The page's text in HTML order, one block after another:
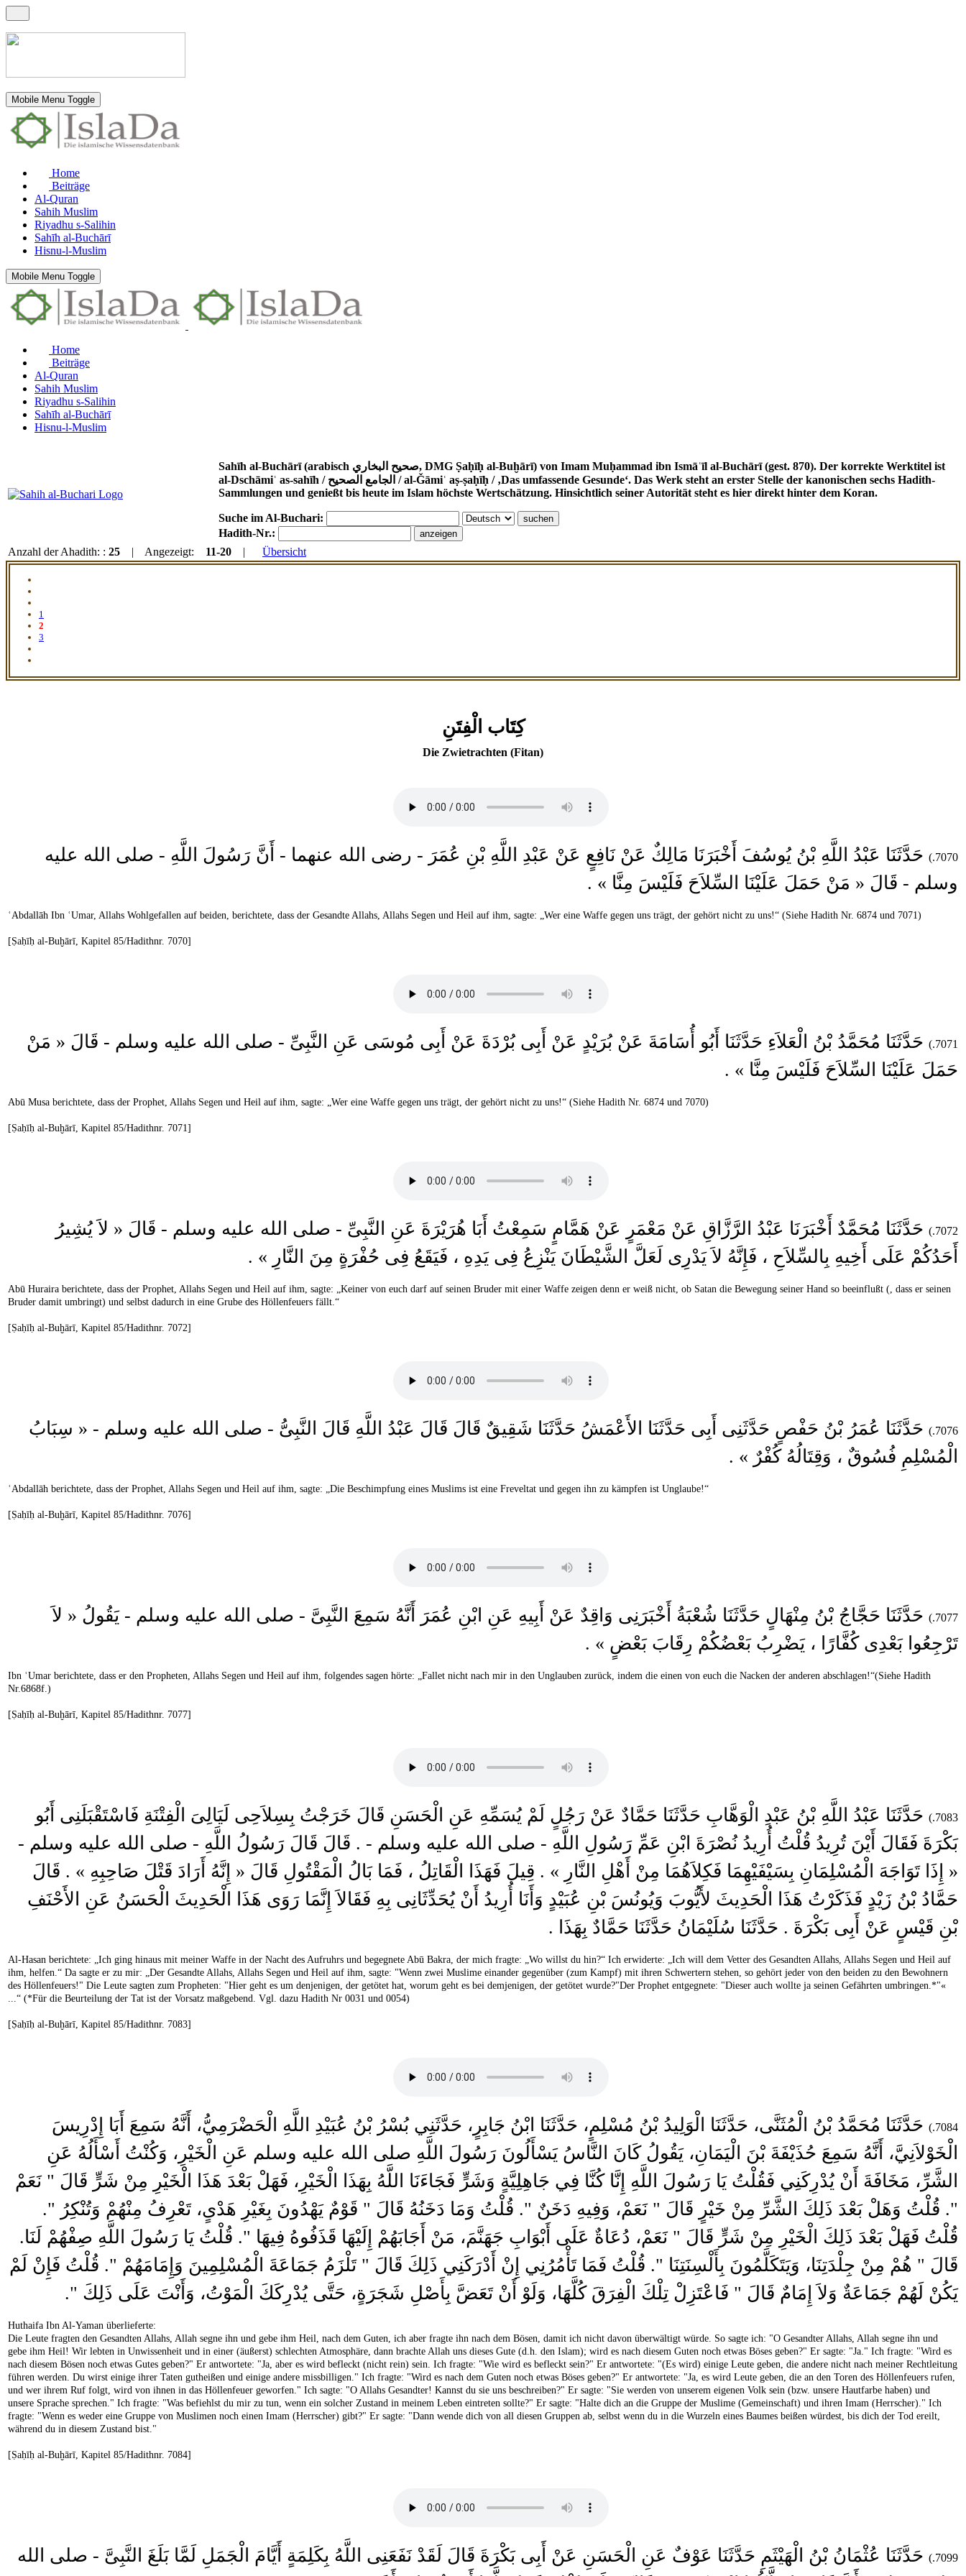
Mobile Menu Toggle
Home
Beiträge
Al-Quran
Sahih Muslim
Riyadhu s-Salihin
Sahīh al-Buchārī
Hisnu-l-Muslim
Mobile Menu Toggle
Home
Beiträge
Al-Quran
Sahih Muslim
Riyadhu s-Salihin
Sahīh al-Buchārī
Hisnu-l-Muslim
Sahīh al-Buchārī (arabisch صحيح البخاري, DMG Ṣaḥīḥ al-Buḫārī) von Imam Muḥammad ibn Ismāʿīl al-Buchārī (gest. 870). Der korrekte Werktitel ist
al-Dschāmiʿ as-sahīh / الجامع الصحيح / al-Ǧāmiʿ aṣ-ṣaḥīḥ / ‚Das umfassende Gesunde‘. Das Werk steht an erster Stelle der kanonischen sechs Hadith-
Sammlungen und genießt bis heute im Islam höchste Wertschätzung. Hinsichtlich seiner Autorität steht es hier direkt hinter dem Koran.
Suche im Al-Buchari:
Hadith-Nr.:
Anzahl der Ahadith: : 25 | Angezeigt: 11-20 | Übersicht
1
2
3
كِتَاب الْفِتَنِ
Die Zwietrachten (Fitan)
7070.)
حَدَّثَنَا عَبْدُ اللَّهِ بْنُ يُوسُفَ أَخْبَرَنَا مَالِكٌ عَنْ نَافِعٍ عَنْ عَبْدِ اللَّهِ بْنِ عُمَرَ - رضى الله عنهما - أَنَّ رَسُولَ اللَّهِ - صلى الله عليه
وسلم - قَالَ « مَنْ حَمَلَ عَلَيْنَا السِّلاَحَ فَلَيْسَ مِنَّا » .
ʿAbdallāh Ibn ʿUmar, Allahs Wohlgefallen auf beiden, berichtete, dass der Gesandte Allahs, Allahs Segen und Heil auf ihm, sagte: „Wer eine Waffe gegen uns trägt, der gehört nicht zu uns!“ (Siehe Hadith Nr. 6874 und 7071)
[Ṣaḥīḥ al-Buḫārī, Kapitel 85/Hadithnr. 7070]
7071.)
حَدَّثَنَا مُحَمَّدُ بْنُ الْعَلاَءِ حَدَّثَنَا أَبُو أُسَامَةَ عَنْ بُرَيْدٍ عَنْ أَبِى بُرْدَةَ عَنْ أَبِى مُوسَى عَنِ النَّبِىِّ - صلى الله عليه وسلم - قَالَ « مَنْ
حَمَلَ عَلَيْنَا السِّلاَحَ فَلَيْسَ مِنَّا » .
Abū Musa berichtete, dass der Prophet, Allahs Segen und Heil auf ihm, sagte: „Wer eine Waffe gegen uns trägt, der gehört nicht zu uns!“ (Siehe Hadith Nr. 6874 und 7070)
[Ṣaḥīḥ al-Buḫārī, Kapitel 85/Hadithnr. 7071]
7072.)
حَدَّثَنَا مُحَمَّدٌ أَخْبَرَنَا عَبْدُ الرَّزَّاقِ عَنْ مَعْمَرٍ عَنْ هَمَّامٍ سَمِعْتُ أَبَا هُرَيْرَةَ عَنِ النَّبِىِّ - صلى الله عليه وسلم - قَالَ « لاَ يُشِيرُ
أَحَدُكُمْ عَلَى أَخِيهِ بِالسِّلاَحِ ، فَإِنَّهُ لاَ يَدْرِى لَعَلَّ الشَّيْطَانَ يَنْزِعُ فِى يَدِهِ ، فَيَقَعُ فِى حُفْرَةٍ مِنَ النَّارِ » .
Abū Huraira berichtete, dass der Prophet, Allahs Segen und Heil auf ihm, sagte: „Keiner von euch darf auf seinen Bruder mit einer Waffe zeigen denn er weiß nicht, ob Satan die Bewegung seiner Hand so beeinflußt (, dass er seinen
Bruder damit umbringt) und selbst dadurch in eine Grube des Höllenfeuers fällt.“
[Ṣaḥīḥ al-Buḫārī, Kapitel 85/Hadithnr. 7072]
7076.)
حَدَّثَنَا عُمَرُ بْنُ حَفْصٍ حَدَّثَنِى أَبِى حَدَّثَنَا الأَعْمَشُ حَدَّثَنَا شَقِيقٌ قَالَ قَالَ عَبْدُ اللَّهِ قَالَ النَّبِىُّ - صلى الله عليه وسلم - « سِبَابُ
الْمُسْلِمِ فُسُوقٌ ، وَقِتَالُهُ كُفْرٌ » .
ʿAbdallāh berichtete, dass der Prophet, Allahs Segen und Heil auf ihm, sagte: „Die Beschimpfung eines Muslims ist eine Freveltat und gegen ihn zu kämpfen ist Unglaube!“
[Ṣaḥīḥ al-Buḫārī, Kapitel 85/Hadithnr. 7076]
7077.)
حَدَّثَنَا حَجَّاجُ بْنُ مِنْهَالٍ حَدَّثَنَا شُعْبَةُ أَخْبَرَنِى وَاقِدٌ عَنْ أَبِيهِ عَنِ ابْنِ عُمَرَ أَنَّهُ سَمِعَ النَّبِىَّ - صلى الله عليه وسلم - يَقُولُ « لاَ
تَرْجِعُوا بَعْدِى كُفَّارًا ، يَضْرِبُ بَعْضُكُمْ رِقَابَ بَعْضٍ » .
Ibn ʿUmar berichtete, dass er den Propheten, Allahs Segen und Heil auf ihm, folgendes sagen hörte: „Fallet nicht nach mir in den Unglauben zurück, indem die einen von euch die Nacken der anderen abschlagen!“(Siehe Hadith
Nr.6868f.)
[Ṣaḥīḥ al-Buḫārī, Kapitel 85/Hadithnr. 7077]
7083.)
حَدَّثَنَا عَبْدُ اللَّهِ بْنُ عَبْدِ الْوَهَّابِ حَدَّثَنَا حَمَّادٌ عَنْ رَجُلٍ لَمْ يُسَمِّهِ عَنِ الْحَسَنِ قَالَ خَرَجْتُ بِسِلاَحِى لَيَالِىَ الْفِتْنَةِ فَاسْتَقْبَلَنِى أَبُو
بَكْرَةَ فَقَالَ أَيْنَ تُرِيدُ قُلْتُ أُرِيدُ نُصْرَةَ ابْنِ عَمِّ رَسُولِ اللَّهِ - صلى الله عليه وسلم - . قَالَ قَالَ رَسُولُ اللَّهِ - صلى الله عليه وسلم -
« إِذَا تَوَاجَهَ الْمُسْلِمَانِ بِسَيْفَيْهِمَا فَكِلاَهُمَا مِنْ أَهْلِ النَّارِ » . قِيلَ فَهَذَا الْقَاتِلُ ، فَمَا بَالُ الْمَقْتُولِ قَالَ « إِنَّهُ أَرَادَ قَتْلَ صَاحِبِهِ » . قَالَ
حَمَّادُ بْنُ زَيْدٍ فَذَكَرْتُ هَذَا الْحَدِيثَ لأَيُّوبَ وَيُونُسَ بْنِ عُبَيْدٍ وَأَنَا أُرِيدُ أَنْ يُحَدِّثَانِى بِهِ فَقَالاَ إِنَّمَا رَوَى هَذَا الْحَدِيثَ الْحَسَنُ عَنِ الأَحْنَفِ
بْنِ قَيْسٍ عَنْ أَبِى بَكْرَةَ . حَدَّثَنَا سُلَيْمَانُ حَدَّثَنَا حَمَّادٌ بِهَذَا .
Al-Hasan berichtete: „Ich ging hinaus mit meiner Waffe in der Nacht des Aufruhrs und begegnete Abū Bakra, der mich fragte: „Wo willst du hin?“ Ich erwiderte: „Ich will dem Vetter des Gesandten Allahs, Allahs Segen und Heil auf
ihm, helfen.“ Da sagte er zu mir: „Der Gesandte Allahs, Allahs Segen und Heil auf ihm, sagte: "Wenn zwei Muslime einander gegenüber (zum Kampf) mit ihren Schwertern stehen, so gehört jeder von den beiden zu den Bewohnern
des Höllenfeuers!" Die Leute sagten zum Propheten: "Hier geht es um denjenigen, der getötet hat, worum geht es bei demjenigen, der getötet wurde?"Der Prophet entgegnete: "Dieser auch wollte ja seinen Gefährten umbringen.*"«
...“ (*Für die Beurteilung der Tat ist der Vorsatz maßgebend. Vgl. dazu Hadith Nr 0031 und 0054)
[Ṣaḥīḥ al-Buḫārī, Kapitel 85/Hadithnr. 7083]
7084.)
حَدَّثَنَا مُحَمَّدُ بْنُ الْمُثَنَّى، حَدَّثَنَا الْوَلِيدُ بْنُ مُسْلِمٍ، حَدَّثَنَا ابْنُ جَابِرٍ، حَدَّثَنِي بُسْرُ بْنُ عُبَيْدِ اللَّهِ الْحَضْرَمِيُّ، أَنَّهُ سَمِعَ أَبَا إِدْرِيسَ
الْخَوْلاَنِيَّ، أَنَّهُ سَمِعَ حُذَيْفَةَ بْنَ الْيَمَانِ، يَقُولُ كَانَ النَّاسُ يَسْأَلُونَ رَسُولَ اللَّهِ صلى الله عليه وسلم عَنِ الْخَيْرِ، وَكُنْتُ أَسْأَلُهُ عَنِ
الشَّرِّ، مَخَافَةَ أَنْ يُدْرِكَنِي فَقُلْتُ يَا رَسُولَ اللَّهِ إِنَّا كُنَّا فِي جَاهِلِيَّةٍ وَشَرٍّ فَجَاءَنَا اللَّهُ بِهَذَا الْخَيْرِ، فَهَلْ بَعْدَ هَذَا الْخَيْرِ مِنْ شَرٍّ قَالَ ‏"‏ نَعَمْ
‏"‏‏.‏ قُلْتُ وَهَلْ بَعْدَ ذَلِكَ الشَّرِّ مِنْ خَيْرٍ قَالَ ‏"‏ نَعَمْ، وَفِيهِ دَخَنٌ ‏"‏‏.‏ قُلْتُ وَمَا دَخَنُهُ قَالَ ‏"‏ قَوْمٌ يَهْدُونَ بِغَيْرِ هَدْىٍ، تَعْرِفُ مِنْهُمْ وَتُنْكِرُ ‏"‏‏.‏
قُلْتُ فَهَلْ بَعْدَ ذَلِكَ الْخَيْرِ مِنْ شَرٍّ قَالَ ‏"‏ نَعَمْ، دُعَاةٌ عَلَى أَبْوَابِ جَهَنَّمَ، مَنْ أَجَابَهُمْ إِلَيْهَا قَذَفُوهُ فِيهَا ‏"‏‏.‏ قُلْتُ يَا رَسُولَ اللَّهِ صِفْهُمْ لَنَا‏.‏
قَالَ ‏"‏ هُمْ مِنْ جِلْدَتِنَا، وَيَتَكَلَّمُونَ بِأَلْسِنَتِنَا ‏"‏‏.‏ قُلْتُ فَمَا تَأْمُرُنِي إِنْ أَدْرَكَنِي ذَلِكَ قَالَ ‏"‏ تَلْزَمُ جَمَاعَةَ الْمُسْلِمِينَ وَإِمَامَهُمْ ‏"‏‏.‏ قُلْتُ فَإِنْ لَمْ
يَكُنْ لَهُمْ جَمَاعَةٌ وَلاَ إِمَامٌ قَالَ ‏"‏ فَاعْتَزِلْ تِلْكَ الْفِرَقَ كُلَّهَا، وَلَوْ أَنْ تَعَضَّ بِأَصْلِ شَجَرَةٍ، حَتَّى يُدْرِكَكَ الْمَوْتُ، وَأَنْتَ عَلَى ذَلِكَ ‏"‏‏.‏
Huthaifa Ibn Al-Yaman überlieferte:
Die Leute fragten den Gesandten Allahs, Allah segne ihn und gebe ihm Heil, nach dem Guten, ich aber fragte ihn nach dem Bösen, damit ich nicht davon überwältigt würde. So sagte ich: "O Gesandter Allahs, Allah segne ihn und
gebe ihm Heil! Wir lebten in Unwissenheit und in einer (äußerst) schlechten Atmosphäre, dann brachte Allah uns dieses Gute (d.h. den Islam); wird es nach diesem Guten noch etwas Böses geben?" Er sagte: "Ja." Ich fragte: "Wird es
nach diesem Bösen noch etwas Gutes geben?" Er antwortete: "Ja, aber es wird befleckt (nicht rein) sein. Ich fragte: "Wie wird es befleckt sein?" Er antwortete: "(Es wird) einige Leute geben, die andere nicht nach meiner Rechtleitung
führen werden. Du wirst einige ihrer Taten gutheißen und einige andere missbilligen." Ich fragte: "Wird es nach dem Guten noch etwas Böses geben?" Er antwortete: "Ja, es wird Leute geben, die an den Toren des Höllenfeuers rufen,
und wer ihrem Ruf folgt, wird von ihnen in das Höllenfeuer geworfen." Ich sagte: "O Allahs Gesandter! Kannst du sie uns beschreiben?" Er sagte: "Sie werden von unserem eigenen Volk sein (bzw. unsere Hautfarbe haben) und
unsere Sprache sprechen." Ich fragte: "Was befiehlst du mir zu tun, wenn ein solcher Zustand in meinem Leben eintreten sollte?" Er sagte: "Halte dich an die Gruppe der Muslime (Gemeinschaft) und ihren Imam (Herrscher)." Ich
fragte: "Wenn es weder eine Gruppe von Muslimen noch einen Imam (Herrscher) gibt?" Er sagte: "Dann wende dich von all diesen Gruppen ab, selbst wenn du in die Wurzeln eines Baumes beißen würdest, bis dich der Tod ereilt,
während du in diesem Zustand bist."
[Ṣaḥīḥ al-Buḫārī, Kapitel 85/Hadithnr. 7084]
7099.)
حَدَّثَنَا عُثْمَانُ بْنُ الْهَيْثَمِ حَدَّثَنَا عَوْفٌ عَنِ الْحَسَنِ عَنْ أَبِى بَكْرَةَ قَالَ لَقَدْ نَفَعَنِى اللَّهُ بِكَلِمَةٍ أَيَّامَ الْجَمَلِ لَمَّا بَلَغَ النَّبِىَّ - صلى الله